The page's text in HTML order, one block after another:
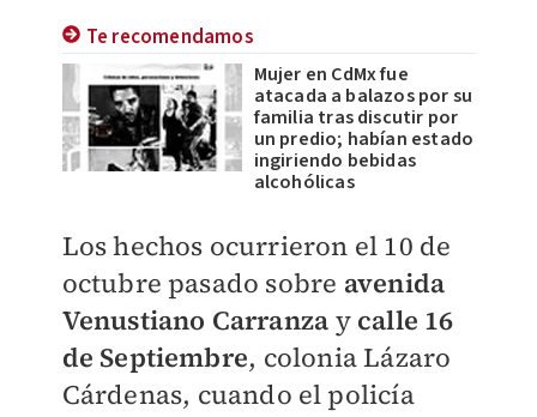
Te recomendamos
Mujer en CdMx fue
atacada a balazos por su
familia tras discutir por
un predio; habían estado
ingiriendo bebidas
alcohólicas
Los hechos ocurrieron el 10 de
octubre pasado sobre avenida
Venustiano Carranza y calle 16
de Septiembre, colonia Lázaro
Cárdenas, cuando el policía